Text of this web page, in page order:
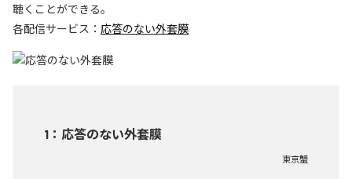
聴くことができる。
各配信サービス： 応答のない外套膜
1 ： 応答のない外套膜
東京蟹